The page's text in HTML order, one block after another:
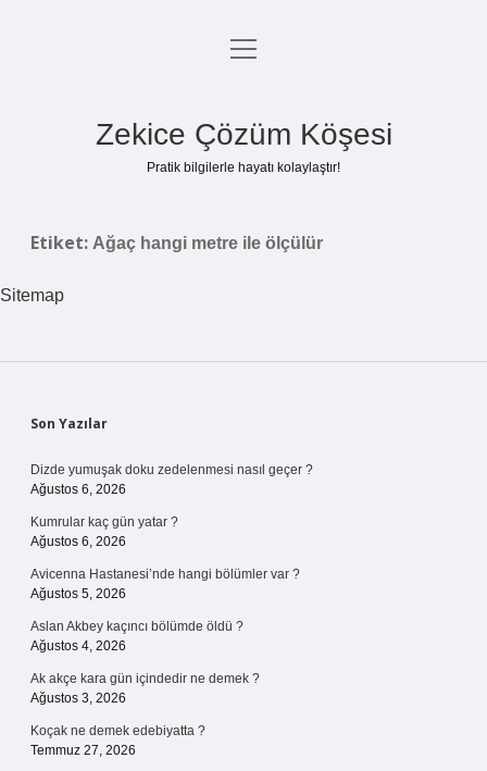
Anasayfa
Yasal Uyarı
menüyü
Zekice Çözüm Köşesi
Pratik bilgilerle hayatı kolaylaştır!
Etiket: Ağaç hangi metre ile ölçülür
Sitemap
Sidebar
Son Yazılar
Dizde yumuşak doku zedelenmesi nasıl geçer ?
Ağustos 6, 2026
Kumrular kaç gün yatar ?
Ağustos 6, 2026
Avicenna Hastanesi’nde hangi bölümler var ?
Ağustos 5, 2026
Aslan Akbey kaçıncı bölümde öldü ?
Ağustos 4, 2026
Ak akçe kara gün içindedir ne demek ?
Ağustos 3, 2026
Koçak ne demek edebiyatta ?
Temmuz 27, 2026